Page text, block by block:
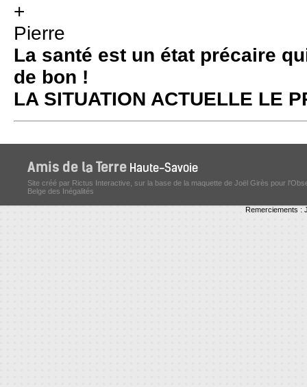
+
Pierre
La santé est un état précaire
de bon !
LA SITUATION ACTUELLE LE
Site créé par Rictus Interactive, sur la base de la maquette de Joël Girès pour
Belge des Inégalités
Remerciements :